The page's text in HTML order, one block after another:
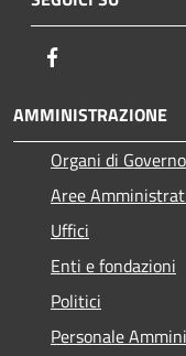
AMMINISTRAZIONE
Organi di Governo
Aree
Uffici
Enti e fondazioni
Politici
Personale